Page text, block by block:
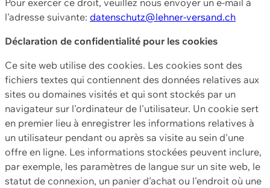
l'adresse suivante: datenschutz@lehner-versand.ch
Déclaration de confidentialité pour les cookies
Ce site web utilise des cookies. Les cookies sont des
fichiers textes qui contiennent des données relatives aux
sites ou domaines visités et qui sont stockés par un
navigateur sur l'ordinateur de l'utilisateur. Un cookie sert
en premier lieu à enregistrer les informations relatives à
un utilisateur pendant ou après sa visite au sein d'une
offre en ligne. Les informations stockées peuvent inclure,
par exemple, les paramètres de langue sur un site web, le
statut de connexion, un panier d'achat ou l'endroit où une